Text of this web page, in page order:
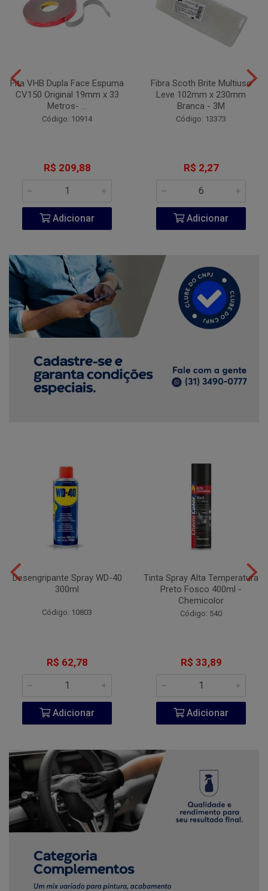
Fita VHB Dupla Face Espuma
CV150 Original 19mm x 33
Metros- ...
Código: 10914
R$ 209,88
Adicionar
Fibra Scoth Brite Multiuso
Leve 102mm x 230mm
Branca - 3M
Código: 13373
R$ 2,27
Adicionar
Desengripante Spray WD-40
300ml
Código: 10803
R$ 62,78
Adicionar
Tinta Spray Alta Temperatura
Preto Fosco 400ml -
Chemicolor
Código: 540
R$ 33,89
Adicionar